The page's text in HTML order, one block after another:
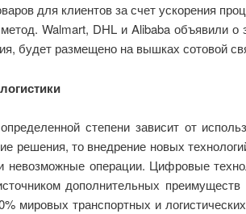
для клиентов за счет ускорения
Walmart, DHL и Alibaba объявили
будет размещено на вышках сотовой
степени зависит от
решения, то внедрение новых
невозможные операции. Цифровые
дополнительных
мировых транспортных и